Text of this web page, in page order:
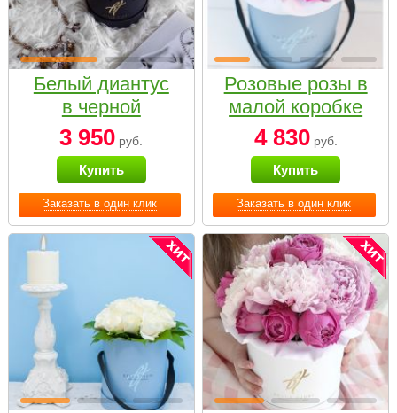
Заказать в один клик
Белый диантус
в черной
коробке Small
3 950 руб.
Купить
Заказать в один клик
Розовые розы в
малой коробке
4 830руб.
Купить